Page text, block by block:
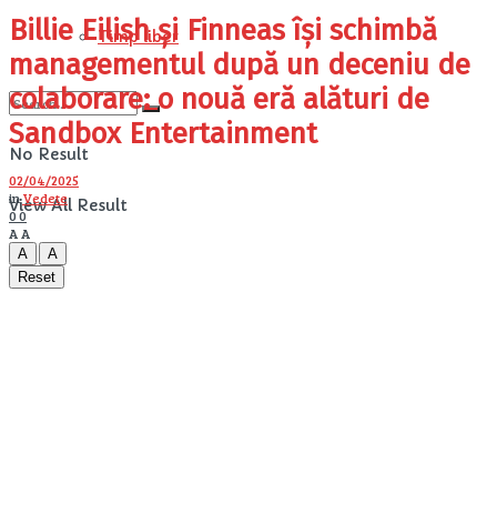
Timp liber
No Result
View All Result
Billie Eilish și Finneas își schimbă
managementul după un deceniu de
colaborare: o nouă eră alături de
Sandbox Entertainment
02/04/2025
inVedete
00
A A
A
A
Reset